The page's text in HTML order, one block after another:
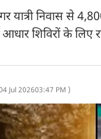
निवास से
शिविरों के लिए
Jul 202603:47 PM )